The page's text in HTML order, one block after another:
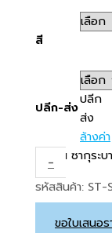
สี
ปลีก-ส่งปลีก
ส่ง
ล้างค่า
-
จำนวน ซากุร
รหัสสินค้า: ST-
ยาว
ขอใบเสนอร